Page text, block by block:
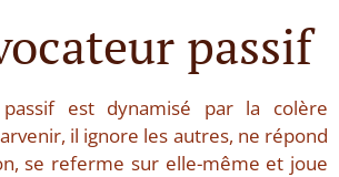
passif
est dynamisé par la colère
il ignore les autres, ne répond
se referme sur elle-même et joue